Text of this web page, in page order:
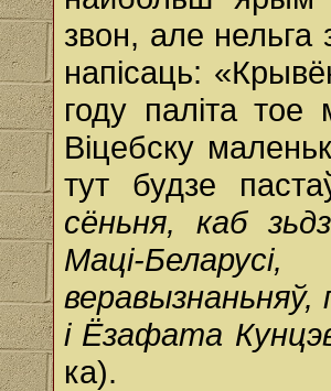
звон, але нельга
напісаць:
году паліта
Віцебску
тут будзе
сёньня, каб
Маці-
i Ёзафата
ка).